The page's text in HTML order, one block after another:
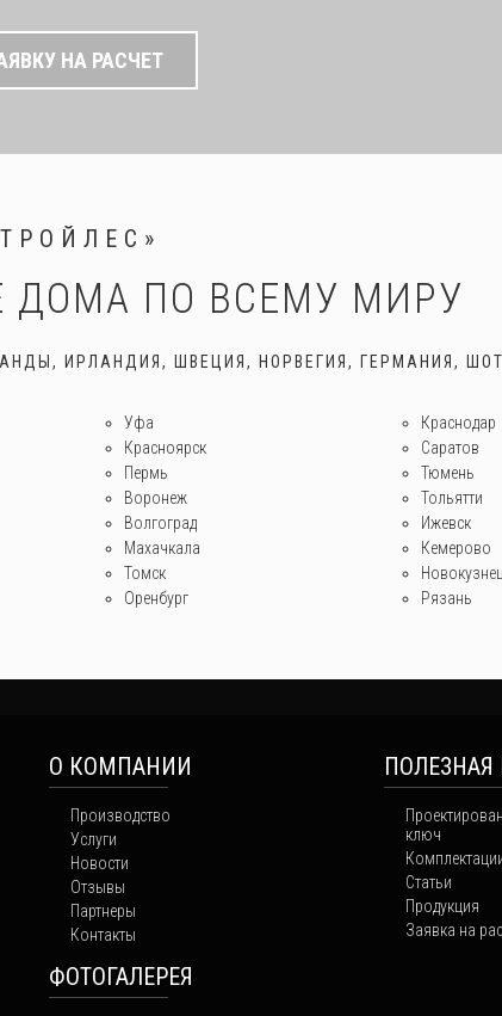
НА РАСЧЕТ
ДОМА ПО ВСЕМУ МИРУ
ИРЛАНДИЯ, ШВЕЦИЯ, НОРВЕГИЯ, ГЕРМАНИЯ,
Уфа
Красноярск
Пермь
Воронеж
Волгоград
Махачкала
Томск
Оренбург
Краснодар
Саратов
Тюмень
Тольятти
Ижевск
Кемерово
Рязань
О КОМПАНИИ
Производство
Услуги
Новости
Отзывы
Партнеры
Контакты
ФОТОГАЛЕРЕЯ
ключ
Статьи
Продукция
Заявка на